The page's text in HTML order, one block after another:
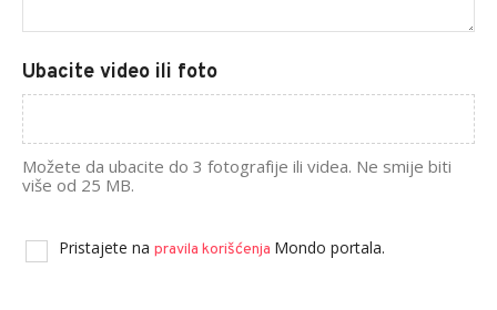
Ubacite video ili foto
Možete da ubacite do 3 fotografije ili videa. Ne smije biti
više od 25 MB.
Pristajete na pravila korišćenja Mondo portala.